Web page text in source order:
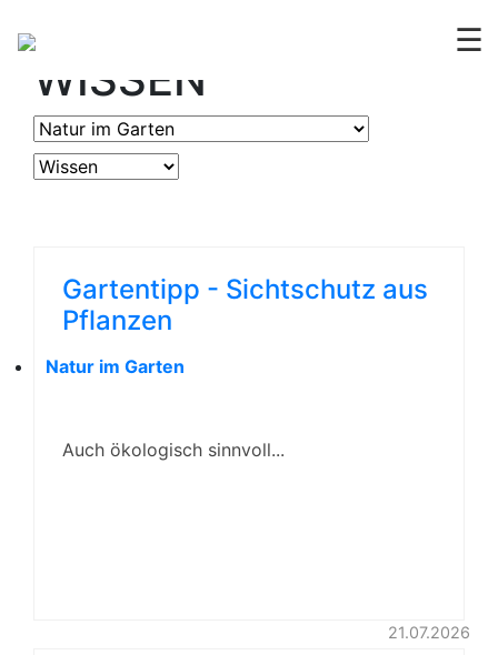
☰
OGV
WISSEN
Gartentipp - Sichtschutz aus
Pflanzen
Natur im Garten
Auch ökologisch sinnvoll...
21.07.2026